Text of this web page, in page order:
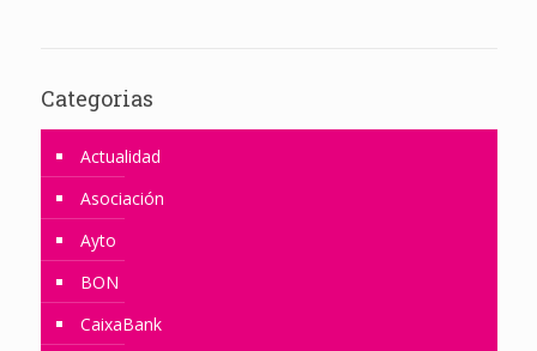
Categorias
Actualidad
Asociación
Ayto
BON
CaixaBank